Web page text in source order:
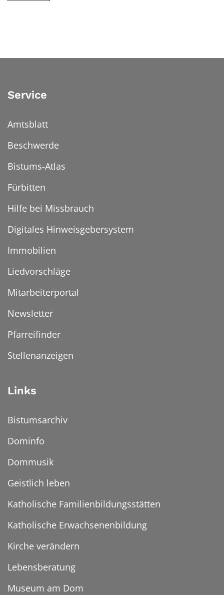
Service
Amtsblatt
Beschwerde
Bistums-Atlas
Fürbitten
Hilfe bei Missbrauch
Digitales Hinweisgebersystem
Immobilien
Liedvorschläge
Mitarbeiterportal
Newsletter
Pfarreifinder
Stellenanzeigen
Links
Bistumsarchiv
Dominfo
Dommusik
Geistlich leben
Katholische Familienbildungsstätten
Katholische Erwachsenenbildung
Kirche verändern
Lebensberatung
Museum am Dom